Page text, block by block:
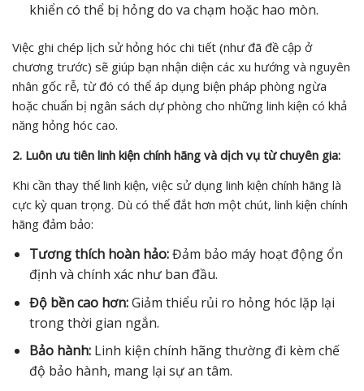
khiển có thể bị hỏng do va chạm hoặc hao mòn.
Việc ghi chép lịch sử hỏng hóc chi tiết (như đã đề cập ở
chương trước) sẽ giúp bạn nhận diện các xu hướng và nguyên
nhân gốc rễ, từ đó có thể áp dụng biện pháp phòng ngừa
hoặc chuẩn bị ngân sách dự phòng cho những linh kiện có khả
năng hỏng hóc cao.
2. Luôn ưu tiên linh kiện chính hãng và dịch vụ từ chuyên gia:
Khi cần thay thế linh kiện, việc sử dụng linh kiện chính hãng là
cực kỳ quan trọng. Dù có thể đắt hơn một chút, linh kiện chính
hãng đảm bảo:
Tương thích hoàn hảo:Đảm bảo máy hoạt động ổn
định và chính xác như ban đầu.
Độ bền cao hơn:Giảm thiểu rủi ro hỏng hóc lặp lại
trong thời gian ngắn.
Bảo hành:Linh kiện chính hãng thường đi kèm chế
độ bảo hành, mang lại sự an tâm.